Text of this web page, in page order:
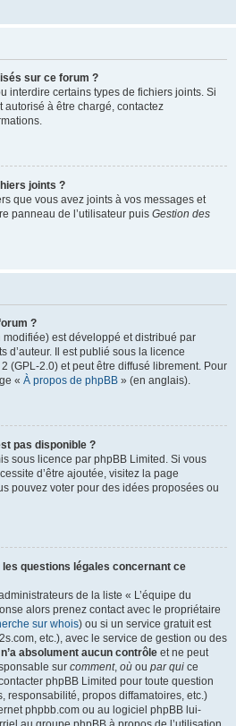
sur ce forum ?
interdire certains types de fichiers joints. Si
autorisé à être chargé, contactez
joints ?
que vous avez joints à vos messages et
panneau de l’utilisateur puis Gestion des
?
est développé et distribué par
d’auteur. Il est publié sous la licence
(GPL-2.0) et peut être diffusé librement. Pour
« À propos de phpBB » (en anglais).
pas disponible ?
sous licence par phpBB Limited. Si vous
d’être ajoutée, visitez la page
pouvez voter pour des idées proposées ou
questions légales concernant ce
de la liste « L’équipe du
alors prenez contact avec le propriétaire
sur whois) ou si un service gratuit est
etc.), avec le service de gestion ou des
n’a absolument aucun contrôle et ne peut
sur comment, où ou par qui ce
phpBB Limited pour toute question
responsabilité, propos diffamatoires, etc.)
phpbb.com ou au logiciel phpBB lui-